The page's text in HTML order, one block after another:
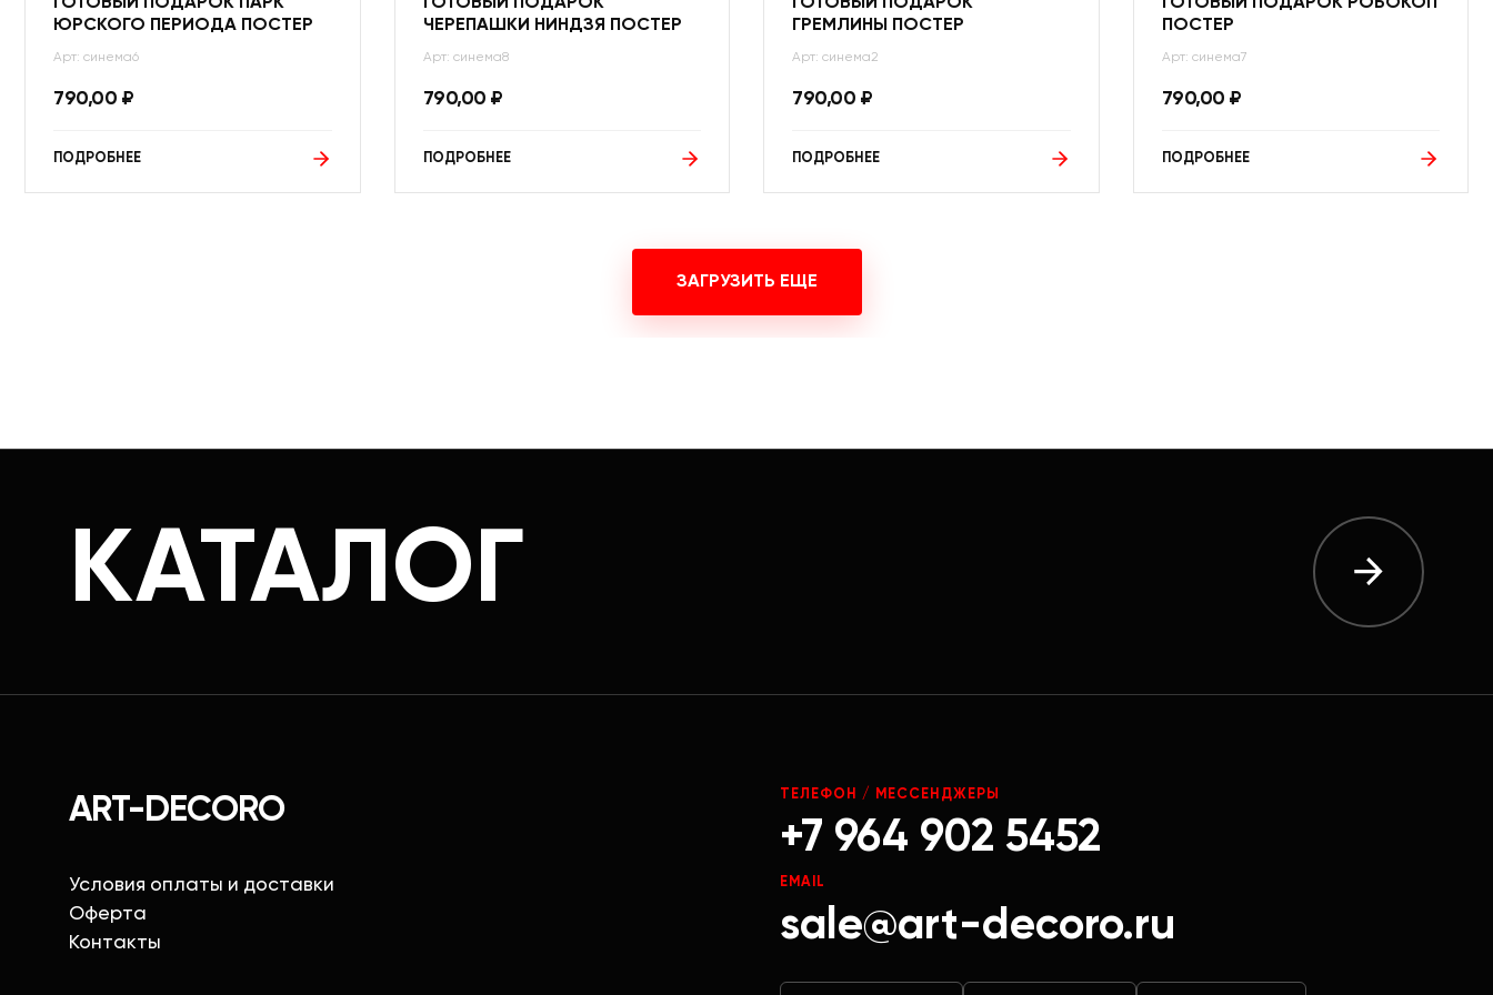
ЮРСКОГО ПЕРИОДА ПОСТЕР
Арт: синема6
790,00 ₽
ПОДРОБНЕЕ
ЧЕРЕПАШКИ НИНДЗЯ ПОСТЕР
Арт: синема8
790,00 ₽
ПОДРОБНЕЕ
ГРЕМЛИНЫ ПОСТЕР
Арт: синема2
790,00 ₽
ПОДРОБНЕЕ
ПОСТЕР
Арт: синема7
790,00 ₽
ПОДРОБНЕЕ
ЗАГРУЗИТЬ ЕЩЕ
КАТАЛОГ
ART-DECORO
Условия оплаты и доставки
Оферта
Контакты
ТЕЛЕФОН / МЕССЕНДЖЕРЫ
+7 964 902 5452
EMAIL
sale@art-decoro.ru